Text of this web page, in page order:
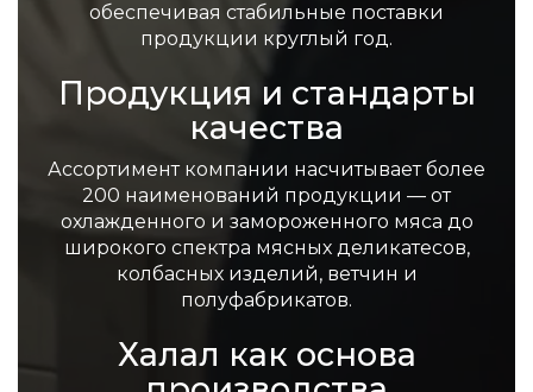
обеспечивая стабильные поставки
продукции круглый год.
Продукция и стандарты
качества
Ассортимент компании насчитывает более
200 наименований продукции — от
охлажденного и замороженного мяса до
широкого спектра мясных деликатесов,
колбасных изделий, ветчин и
полуфабрикатов.
Халал как основа